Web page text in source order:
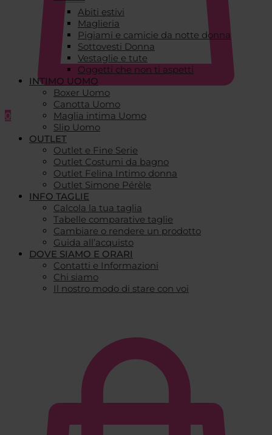
0
Abiti estivi
Maglieria
Pigiami e camicie da notte donna
Sottovesti Donna
Vestaglie e tute
Oggetti che non ti aspetti
INTIMO UOMO
Boxer Uomo
Canotta Uomo
Maglia intima Uomo
Slip Uomo
OUTLET
Outlet e Fine Serie
Outlet Costumi da bagno
Outlet Felina Intimo donna
Outlet Simone Pérèle
INFO TAGLIE
Calcola la tua taglia
Tabelle comparative taglie
Cambiare o rendere un prodotto
Guida all’acquisto
DOVE SIAMO E ORARI
Contatti e Informazioni
Chi siamo
Il nostro modo di stare con voi